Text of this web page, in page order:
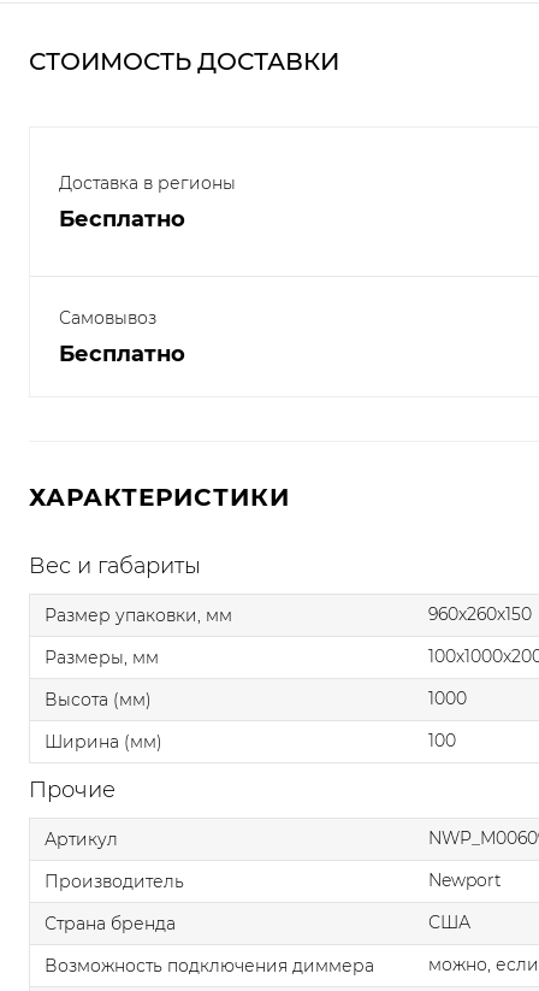
СТОИМОСТЬ ДОСТАВКИ
Доставка в регионы
Бесплатно
Самовывоз
Бесплатно
ХАРАКТЕРИСТИКИ
Вес и габариты
Размер упаковки, мм
960x260x150
Размеры, мм
Высота (мм)
1000
Ширина (мм)
100
Прочие
Артикул
Производитель
Newport
Страна бренда
США
Возможность подключения диммера
можно, если